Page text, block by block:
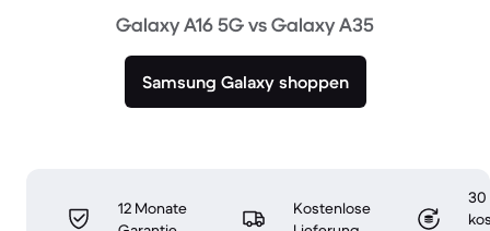
Galaxy A16 5G vs Galaxy A35
Samsung Galaxy shoppen
12 Monate
Kostenlose
30